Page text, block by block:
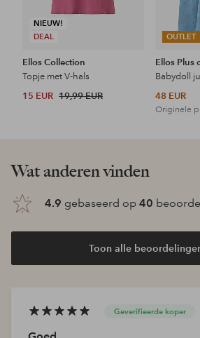
NIEUW!
DEAL
Ellos Collection
Topje met V-hals
15 EUR 19,99 EUR
OUTLET
Ellos Plus
Babydoll
48 EUR
Originele
Wat anderen vinden
4.9 gebaseerd op 40
Toon alle
Geverifieerde koper